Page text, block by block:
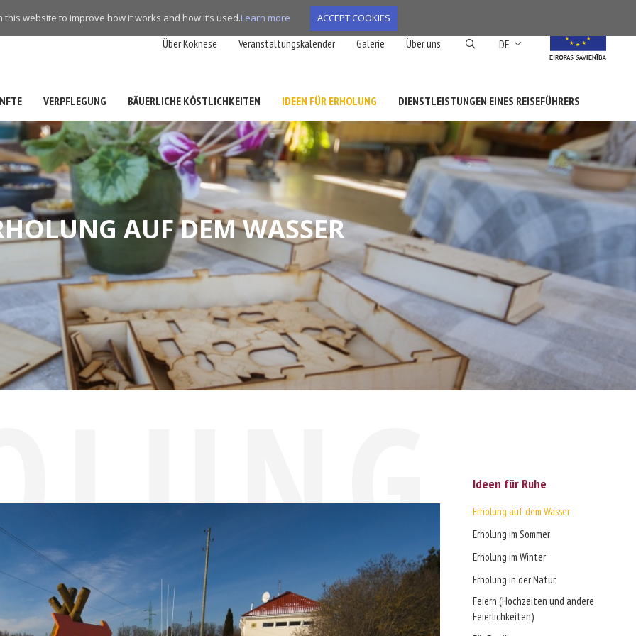
this website to improve how it works and how it’s used.Learn more ACCEPT COOKIES
DE Weitere Aktionen
Über Koknese Veranstaltungskalender Galerie Über uns
VERPFLEGUNG BÄUERLICHE KÖSTLICHKEITEN IDEEN FÜR ERHOLUNG DIENSTLEISTUNGEN EINES REISEFÜHRERS
AUF DEM WASSER
Ideen für Ruhe
Erholung auf dem Wasser
Erholung im Sommer
Erholung im Winter
Erholung in der Natur
Feiern (Hochzeiten und andere
Feierlichkeiten)